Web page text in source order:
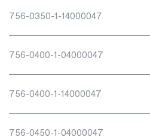
756-0350-1-14000047
756-0400-1-04000047
756-0400-1-14000047
756-0450-1-04000047